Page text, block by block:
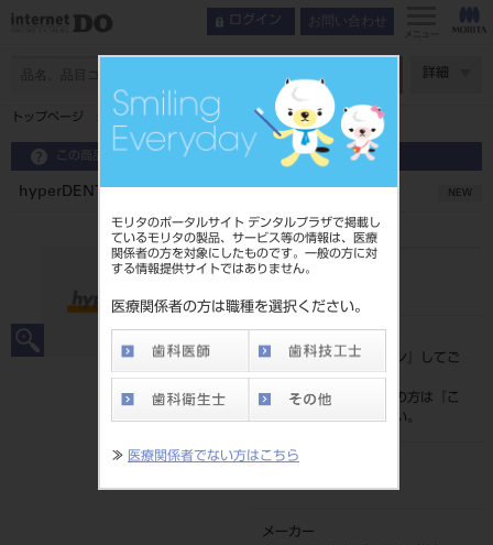
モリタのポータルサイト デンタルプラザで掲載し
ているモリタの製品、サービス等の情報は、医療
関係者の方を対象にしたものです。一般の方に対
する情報提供サイトではありません。
医療関係者の方は職種を選択ください。
≫ 医療関係者でない方はこちら
ログイン お問い合わせ
メニュー
詳細
トップページ hyperDENT express block4軸43Wto5軸52Di
この商品に関するお問い合わせ
hyperDENT express block4軸43Wto5軸52Di NEW
品目コード
価格の確認は『ログイン
』してご
覧ください。
ネット会員登録がまだの方は『
こ
ちら』より登録ください。
発売日
2026/04/21
メーカー